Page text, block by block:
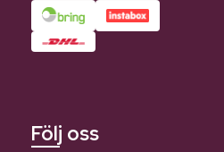
Följ oss